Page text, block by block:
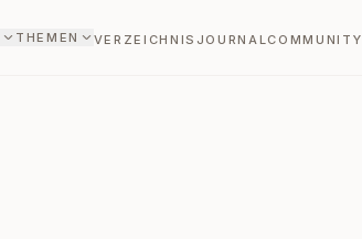
THEMEN VERZEICHNIS JOURNAL COMMUNITY